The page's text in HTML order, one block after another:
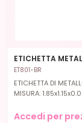
ETICHETTA
ET801-BR
ETICHETTA DI
MISURA:
Accedi per